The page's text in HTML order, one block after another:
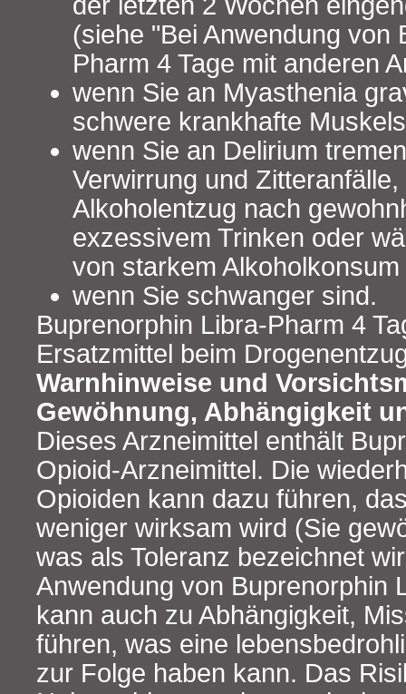
der letzten 2 Wochen
(siehe "Bei Anwendung von
Pharm 4 Tage mit anderen
wenn Sie an Myasthenia
schwere krankhafte
wenn Sie an Delirium
Verwirrung und Zitteranfälle,
Alkoholentzug nach
exzessivem Trinken oder
von starkem
wenn Sie schwanger sind.
Buprenorphin Libra-Pharm 4
Ersatzmittel beim
Warnhinweise und
Gewöhnung, Abhängigkeit
Dieses Arzneimittel enthält
Opioid-Arzneimittel. Die
Opioiden kann dazu führen,
weniger wirksam wird (Sie
was als Toleranz bezeichnet
Anwendung von Buprenorphin
kann auch zu Abhängigkeit,
führen, was eine
zur Folge haben kann. Das